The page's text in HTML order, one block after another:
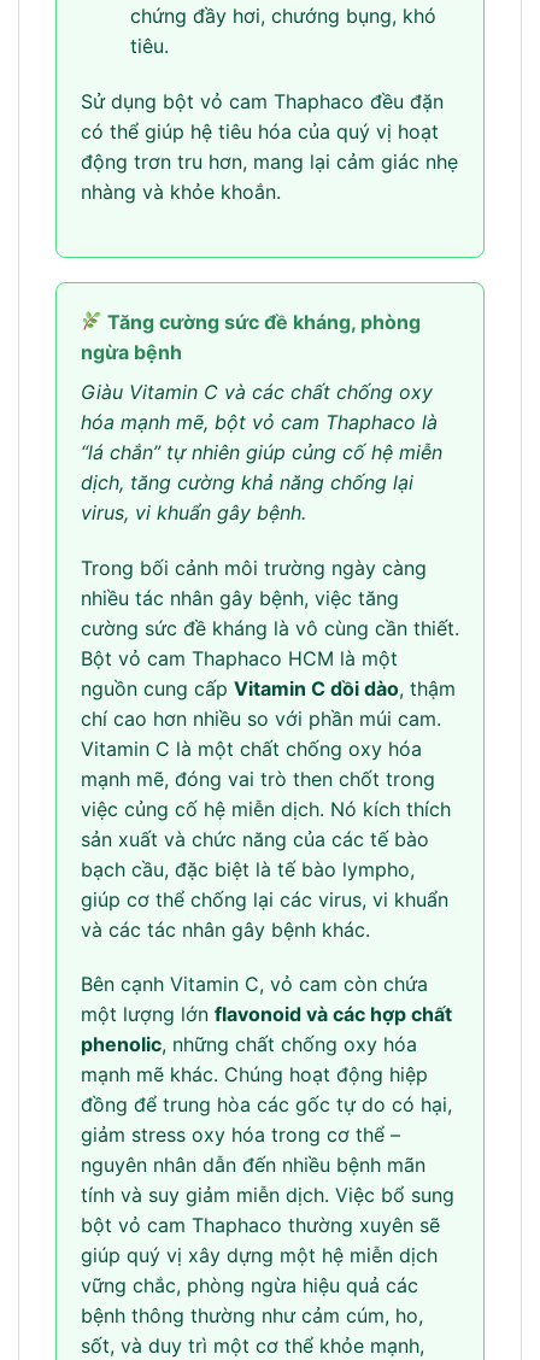
chứng đầy hơi, chướng bụng, khó
tiêu.
Sử dụng bột vỏ cam Thaphaco đều đặn
có thể giúp hệ tiêu hóa của quý vị hoạt
động trơn tru hơn, mang lại cảm giác nhẹ
nhàng và khỏe khoắn.
Tăng cường sức đề kháng, phòng
ngừa bệnh
Giàu Vitamin C và các chất chống oxy
hóa mạnh mẽ, bột vỏ cam Thaphaco là
“lá chắn” tự nhiên giúp củng cố hệ miễn
dịch, tăng cường khả năng chống lại
virus, vi khuẩn gây bệnh.
Trong bối cảnh môi trường ngày càng
nhiều tác nhân gây bệnh, việc tăng
cường sức đề kháng là vô cùng cần thiết.
Bột vỏ cam Thaphaco HCM là một
nguồn cung cấp Vitamin C dồi dào, thậm
chí cao hơn nhiều so với phần múi cam.
Vitamin C là một chất chống oxy hóa
mạnh mẽ, đóng vai trò then chốt trong
việc củng cố hệ miễn dịch. Nó kích thích
sản xuất và chức năng của các tế bào
bạch cầu, đặc biệt là tế bào lympho,
giúp cơ thể chống lại các virus, vi khuẩn
và các tác nhân gây bệnh khác.
Bên cạnh Vitamin C, vỏ cam còn chứa
một lượng lớn flavonoid và các hợp chất
phenolic, những chất chống oxy hóa
mạnh mẽ khác. Chúng hoạt động hiệp
đồng để trung hòa các gốc tự do có hại,
giảm stress oxy hóa trong cơ thể –
nguyên nhân dẫn đến nhiều bệnh mãn
tính và suy giảm miễn dịch. Việc bổ sung
bột vỏ cam Thaphaco thường xuyên sẽ
giúp quý vị xây dựng một hệ miễn dịch
vững chắc, phòng ngừa hiệu quả các
bệnh thông thường như cảm cúm, ho,
sốt, và duy trì một cơ thể khỏe mạnh,